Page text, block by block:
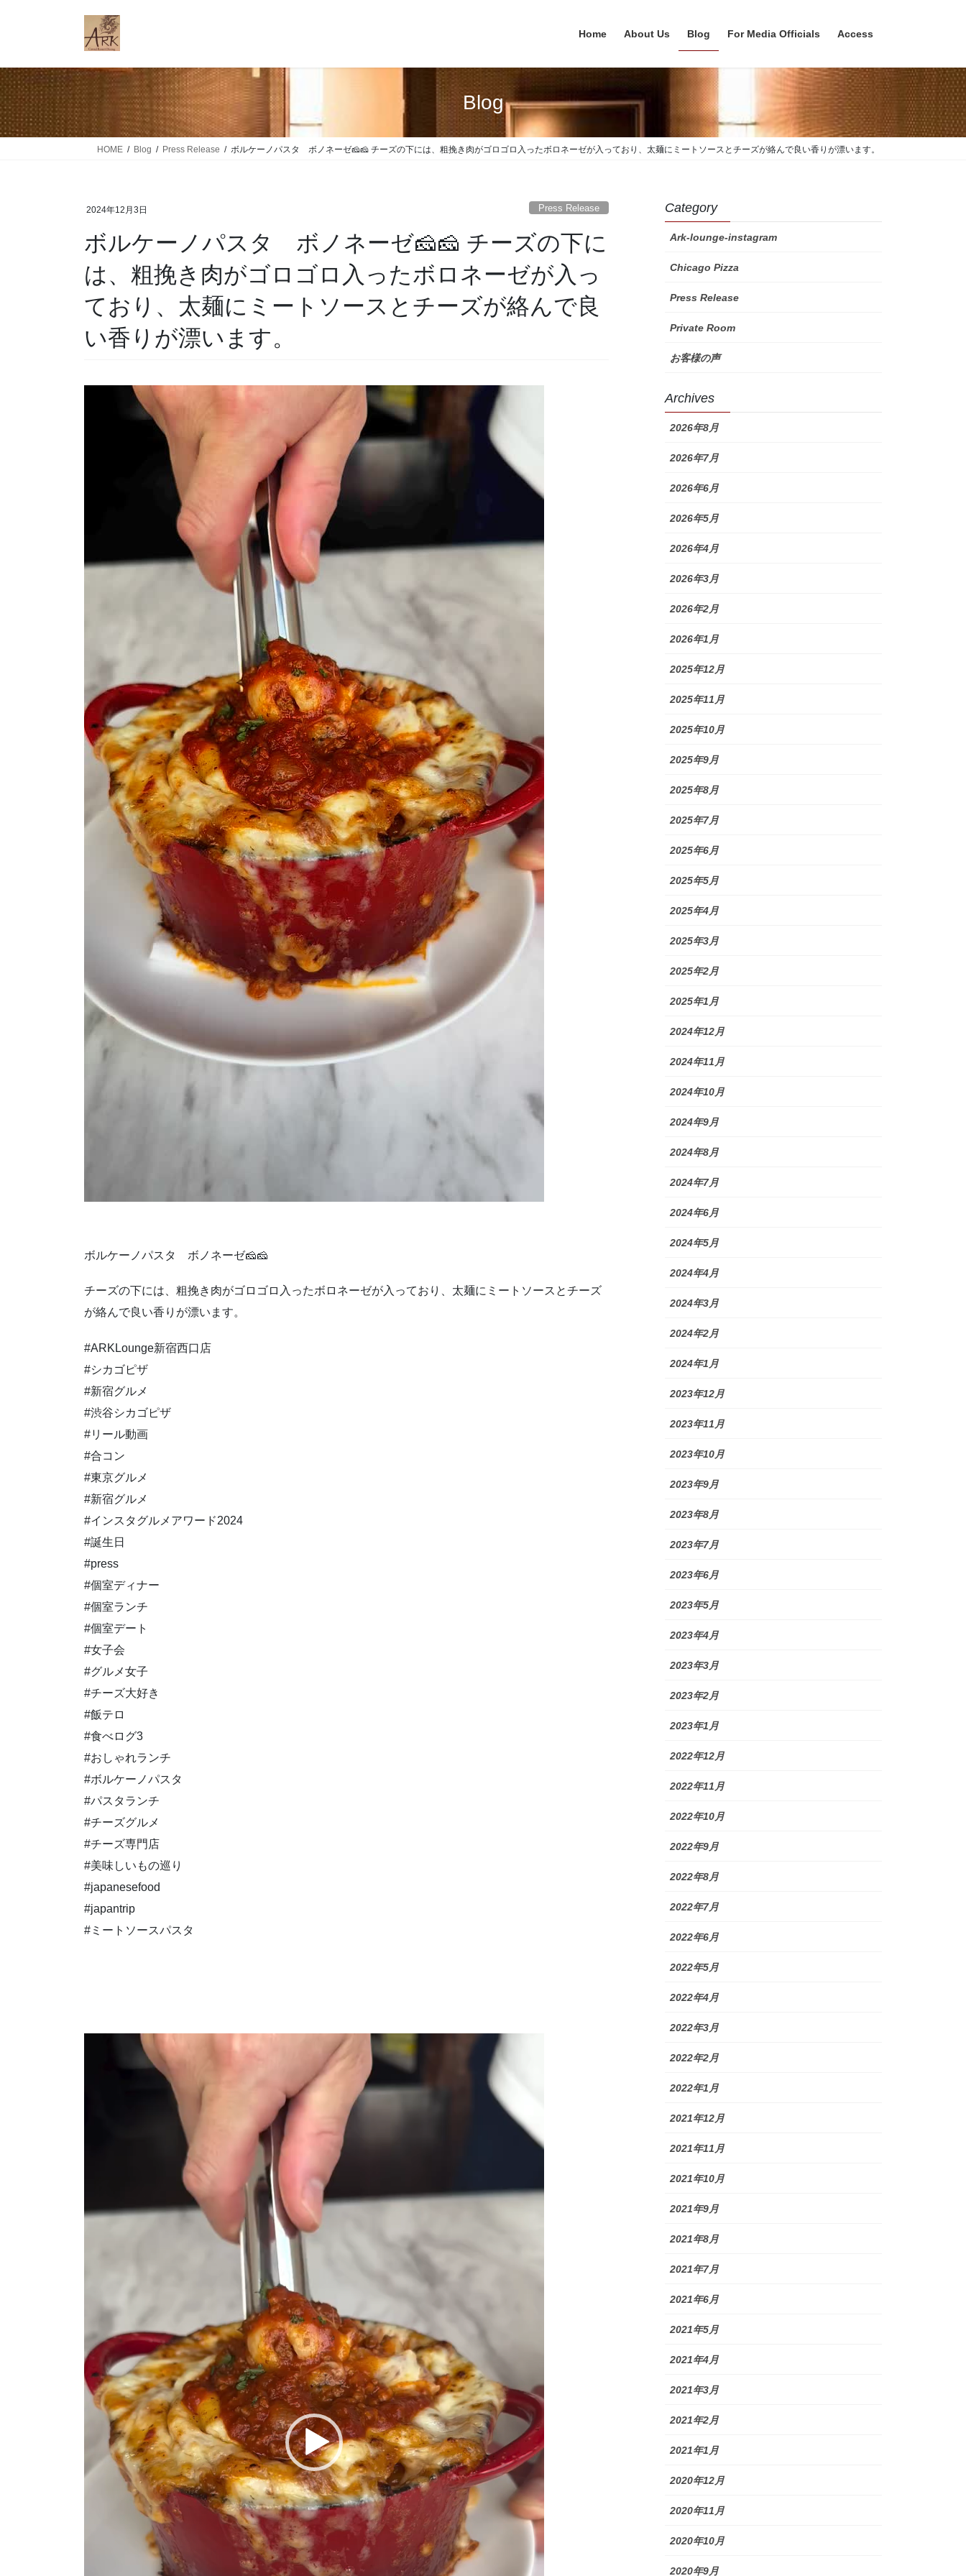
ツ
に
移
動
シ
ョ
ン
に
Home About Us Blog For Media Officials Access
Blog
HOME Blog Press Release ボルケーノパスタ ボノネーゼ🧀🧀 チーズの下には、粗挽き肉がゴロゴロ入ったボロネーゼが入っており、太麺にミートソースとチーズが絡んで良い香りが漂います。
2024年12月3日 Press Release
ボルケーノパスタ ボノネーゼ🧀🧀 チーズの下に
は、粗挽き肉がゴロゴロ入ったボロネーゼが入っ
ており、太麺にミートソースとチーズが絡んで良
い香りが漂います。
ボルケーノパスタ ボノネーゼ🧀🧀
チーズの下には、粗挽き肉がゴロゴロ入ったボロネーゼが入っており、太麺にミートソースとチーズ
が絡んで良い香りが漂います。
#ARKLounge新宿西口店
#シカゴピザ
#新宿グルメ
#渋谷シカゴピザ
#リール動画
#合コン
#東京グルメ
#新宿グルメ
#インスタグルメアワード2024
#誕生日
#press
#個室ディナー
#個室ランチ
#個室デート
#女子会
#グルメ女子
#チーズ大好き
#飯テロ
#食べログ3
#おしゃれランチ
#ボルケーノパスタ
#パスタランチ
#チーズグルメ
#チーズ専門店
#美味しいもの巡り
#japanesefood
#japantrip
#ミートソースパスタ
Category
Ark-lounge-instagram
Chicago Pizza
Press Release
Private Room
お客様の声
Archives
2026年8月
2026年7月
2026年6月
2026年5月
2026年4月
2026年3月
2026年2月
2026年1月
2025年12月
2025年11月
2025年10月
2025年9月
2025年8月
2025年7月
2025年6月
2025年5月
2025年4月
2025年3月
2025年2月
2025年1月
2024年12月
2024年11月
2024年10月
2024年9月
2024年8月
2024年7月
2024年6月
2024年5月
2024年4月
2024年3月
2024年2月
2024年1月
2023年12月
2023年11月
2023年10月
2023年9月
2023年8月
2023年7月
2023年6月
2023年5月
2023年4月
2023年3月
2023年2月
2023年1月
2022年12月
2022年11月
2022年10月
2022年9月
2022年8月
2022年7月
2022年6月
2022年5月
2022年4月
2022年3月
2022年2月
2022年1月
2021年12月
2021年11月
2021年10月
2021年9月
2021年8月
2021年7月
2021年6月
2021年5月
2021年4月
2021年3月
2021年2月
2021年1月
2020年12月
2020年11月
2020年10月
2020年9月